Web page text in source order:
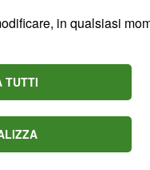
in qualsiasi
TUTTI